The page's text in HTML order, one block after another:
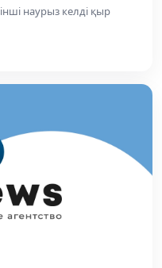
наурыз келді қыр